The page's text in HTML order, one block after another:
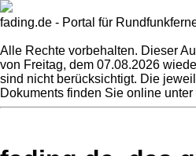
fading.de - Portal für
Alle Rechte vorbehalten. Dieser
von Freitag, dem 07.08.2026
sind nicht berücksichtigt. Die
Dokuments finden Sie online